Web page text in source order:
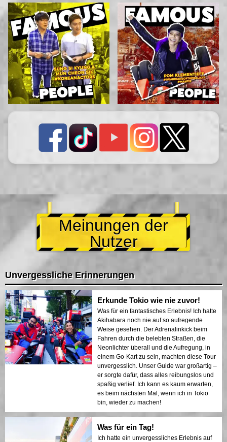
Meinungen der
Nutzer
Unvergessliche Erinnerungen
Erkunde Tokio wie nie zuvor!
Was für ein fantastisches Erlebnis! Ich hatte
Akihabara noch nie auf so aufregende
Weise gesehen. Der Adrenalinkick beim
Fahren durch die belebten Straßen, die
Neonlichter überall und die Aufregung, in
einem Go-Kart zu sein, machten diese Tour
unvergesslich. Unser Guide war großartig –
er sorgte dafür, dass alles reibungslos und
spaßig verlief. Ich kann es kaum erwarten,
es beim nächsten Mal, wenn ich in Tokio
bin, wieder zu machen!
Was für ein Tag!
Ich hatte ein unvergessliches Erlebnis auf